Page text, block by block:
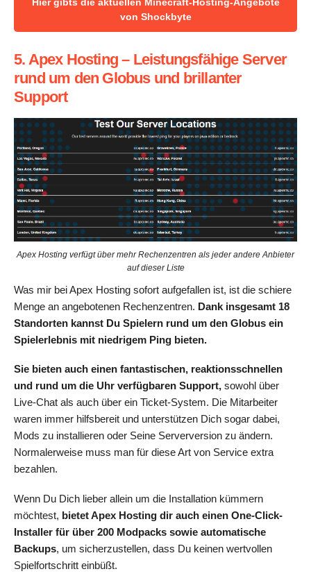
von Shockbyte
5. Apex Hosting – Leistungsfähige Server
rund um den Globus und brillanter
Support
Apex Hosting verfügt über mehr Rechenzentren als jeder andere Anbieter
auf dieser Liste
Was mir bei Apex Hosting sofort aufgefallen ist, ist die schiere
Menge an angebotenen Rechenzentren. Dank insgesamt 18
Standorten kannst Du Spielern rund um den Globus ein
Spielerlebnis mit niedrigem Ping bieten.
Sie bieten auch einen fantastischen, reaktionsschnellen
und rund um die Uhr verfügbaren Support, sowohl über
Live-Chat als auch über ein Ticket-System. Die Mitarbeiter
waren immer hilfsbereit und unterstützen Dich sogar dabei,
Mods zu installieren oder Seine Serverversion zu ändern.
Normalerweise muss man für diese Art von Service extra
bezahlen.
Wenn Du Dich lieber allein um die Installation kümmern
möchtest, bietet Apex Hosting dir auch einen One-Click-
Installer für über 200 Modpacks sowie automatische
Backups, um sicherzustellen, dass Du keinen wertvollen
Spielfortschritt einbüßt.